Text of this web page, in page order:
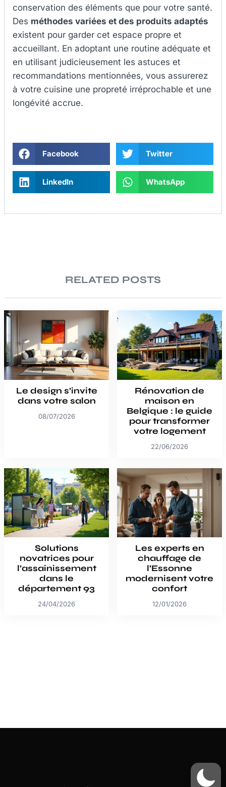
conservation des éléments que pour votre santé.
Des méthodes variées et des produits adaptés
existent pour garder cet espace propre et
accueillant. En adoptant une routine adéquate et
en utilisant judicieusement les astuces et
recommandations mentionnées, vous assurerez
à votre cuisine une propreté irréprochable et une
longévité accrue.
Facebook Twitter
LinkedIn WhatsApp
RELATED POSTS
Le design s’invite
dans votre salon
08/07/2026
Rénovation de
maison en
Belgique : le guide
pour transformer
votre logement
22/06/2026
Solutions
novatrices pour
l’assainissement
dans le
département 93
24/04/2026
Les experts en
chauffage de
l’Essonne
modernisent votre
confort
12/01/2026